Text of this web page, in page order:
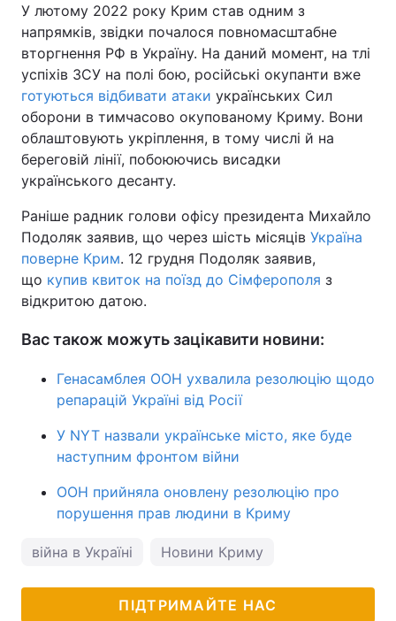
У лютому 2022 року Крим став одним з
напрямків, звідки почалося повномасштабне
вторгнення РФ в Україну. На даний момент, на тлі
успіхів ЗСУ на полі бою, російські окупанти вже
готуються відбивати атаки українських Сил
оборони в тимчасово окупованому Криму. Вони
облаштовують укріплення, в тому числі й на
береговій лінії, побоюючись висадки
українського десанту.
Раніше радник голови офісу президента Михайло
Подоляк заявив, що через шість місяців Україна
поверне Крим. 12 грудня Подоляк заявив,
що купив квиток на поїзд до Сімферополя з
відкритою датою.
Вас також можуть зацікавити новини:
Генасамблея ООН ухвалила резолюцію щодо
репарацій Україні від Росії
У NYT назвали українське місто, яке буде
наступним фронтом війни
ООН прийняла оновлену резолюцію про
порушення прав людини в Криму
війна в Україні Новини Криму
ПІДТРИМАЙТЕ НАС